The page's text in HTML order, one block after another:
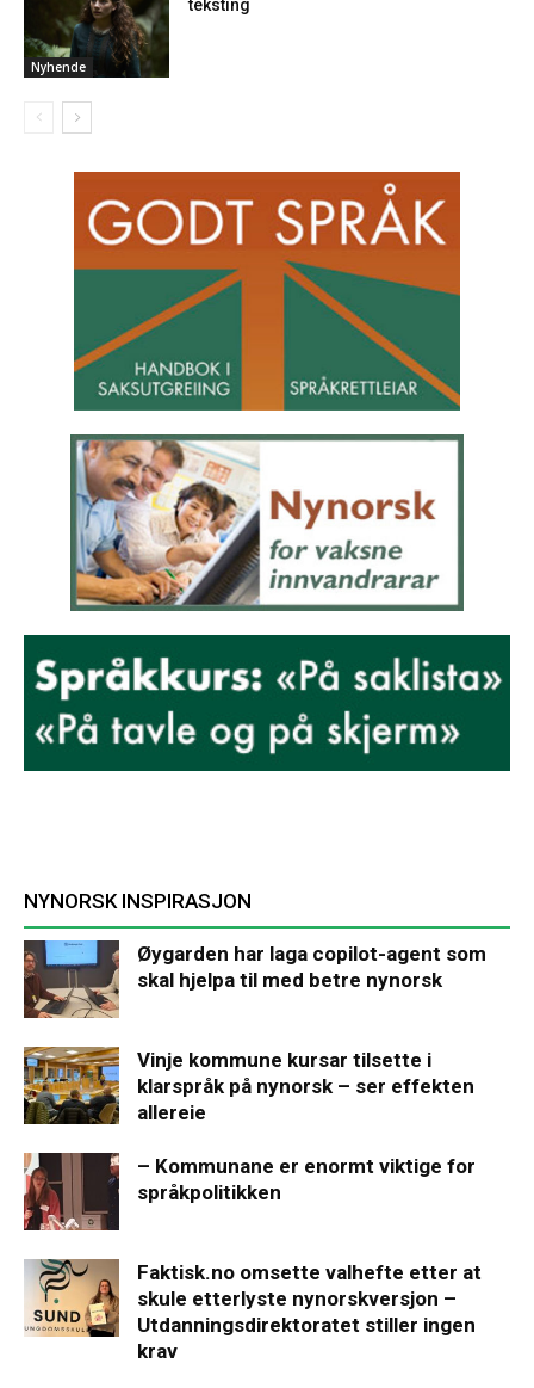
Nyhende
teksting
NYNORSK INSPIRASJON
Øygarden har laga copilot-agent som
skal hjelpa til med betre nynorsk
Vinje kommune kursar tilsette i
klarspråk på nynorsk – ser effekten
allereie
– Kommunane er enormt viktige for
språkpolitikken
Faktisk.no omsette valhefte etter at
skule etterlyste nynorskversjon –
Utdanningsdirektoratet stiller ingen
krav